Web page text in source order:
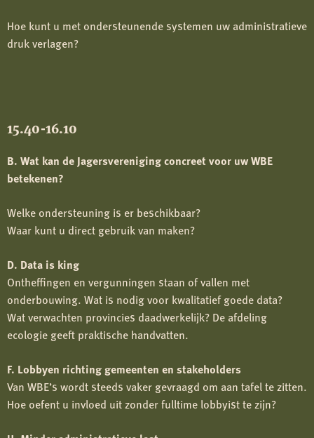
Hoe kunt u met ondersteunende systemen uw administratieve
druk verlagen?
15.40-16.10
B. Wat kan de Jagersvereniging concreet voor uw WBE
betekenen?
Welke ondersteuning is er beschikbaar?
Waar kunt u direct gebruik van maken?
D. Data is king
Ontheffingen en vergunningen staan of vallen met
onderbouwing. Wat is nodig voor kwalitatief goede data?
Wat verwachten provincies daadwerkelijk? De afdeling
ecologie geeft praktische handvatten.
F. Lobbyen richting gemeenten en stakeholders
Van WBE’s wordt steeds vaker gevraagd om aan tafel te zitten.
Hoe oefent u invloed uit zonder fulltime lobbyist te zijn?